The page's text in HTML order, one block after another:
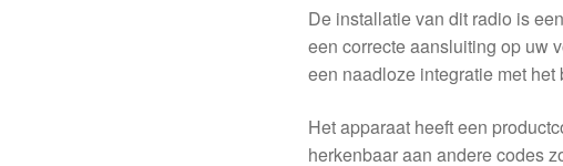
De installatie van dit radio is
een correcte aansluiting op uw
een naadloze integratie met
Het apparaat heeft een
herkenbaar aan andere codes